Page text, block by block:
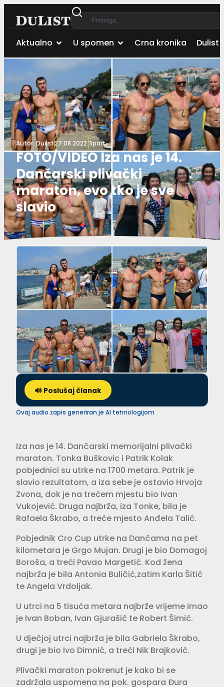
Aktualno U spomen Crna kronika Dulist
Autor: Dulist27.08.2022.Sport
FOTO/VIDEO Iza nas je 14.
Dančarski plivački
maraton, evo tko je sve
slavio
🔊 Poslušaj članak
Ovaj audio zapis generiran je AI tehnologijom
Iza nas je 14. Dančarski memorijalni plivački
maraton. Tonka Buškovic i Patrik Kolak
pobjednici su utrke na 1700 metara. Patrik je
slavio rezultatom, a iza sebe je ostavio Hrvoja
Zvona, dok je na trećem mjestu bio Ivan
Vukojević. Druga najbrža, iza Tonke, bila je
Rafaela Škrabo, a treće mjesto Anđela Talić.
Pobjednik Cro Cup utrke na Dančama na pet
kilometara je Grgo Mujan. Drugi je bio Domagoj
Boroša, a treći Pavao Margetić. Kod žena
najbrža je bila Antonia Buličić,zatim Karla Šitić
te Angela Vrdoljak.
U utrci na 5 tisuća metara najbrže vrijeme imao
je Ivan Boban, Ivan Gjurašić te Robert Šimić.
U dječjoj utrci najbrža je bila Gabriela Škrabo,
drugi je bio Ivo Dimnić, a treći Nik Brajković.
Plivački maraton pokrenut je kako bi se
zadržala uspomena na pok. gospara Đura